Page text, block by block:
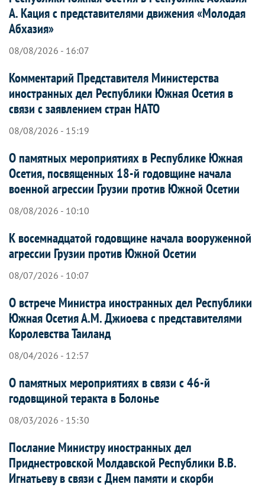
А. Кация с представителями движения «Молодая
Абхазия»
08/08/2026 - 16:07
Комментарий Представителя Министерства
иностранных дел Республики Южная Осетия в
связи с заявлением стран НАТО
08/08/2026 - 15:19
О памятных мероприятиях в Республике Южная
Осетия, посвященных 18-й годовщине начала
военной агрессии Грузии против Южной Осетии
08/08/2026 - 10:10
К восемнадцатой годовщине начала вооруженной
агрессии Грузии против Южной Осетии
08/07/2026 - 10:07
О встрече Министра иностранных дел Республики
Южная Осетия А.М. Джиоева с представителями
Королевства Таиланд
08/04/2026 - 12:57
О памятных мероприятиях в связи с 46-й
годовщиной теракта в Болонье
08/03/2026 - 15:30
Послание Министру иностранных дел
Приднестровской Молдавской Республики В.В.
Игнатьеву в связи с Днем памяти и скорби